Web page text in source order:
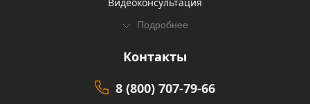
Подробнее
Контакты
8 (800) 707-79-66